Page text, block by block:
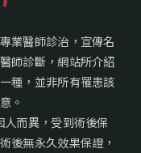
業醫師診治，宣傳名
師診斷，網站所介紹
種，並非所有罹患該
。
而異，受到術後保
後無永久效果保證，